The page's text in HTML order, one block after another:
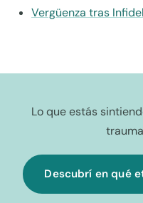
Vergüenza tras
Lo que estás
Descubrí en qué